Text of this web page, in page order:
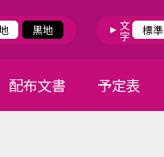
黒地 文字 標準
配布文書 予定表